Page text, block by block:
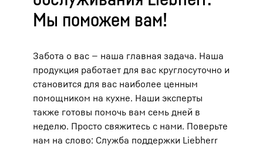
Мы поможем вам!
Забота о вас — наша главная задача. Наша
продукция работает для вас круглосуточно и
становится для вас наиболее ценным
помощником на кухне. Наши эксперты
также готовы помочь вам семь дней в
неделю. Просто свяжитесь с нами. Поверьте
нам на слово: Служба поддержки Liebherr